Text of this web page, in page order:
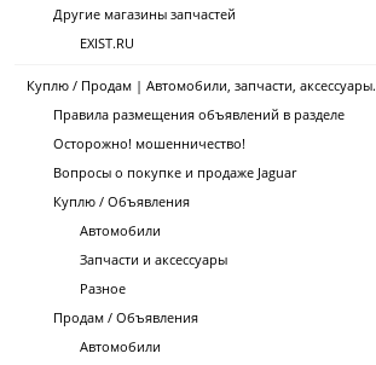
Другие магазины запчастей
EXIST.RU
Куплю / Продам | Автомобили, запчасти, аксессуары.
Правила размещения объявлений в разделе
Осторожно! мошенничество!
Вопросы о покупке и продаже Jaguar
Куплю / Объявления
Автомобили
Запчасти и аксессуары
Разное
Продам / Объявления
Автомобили